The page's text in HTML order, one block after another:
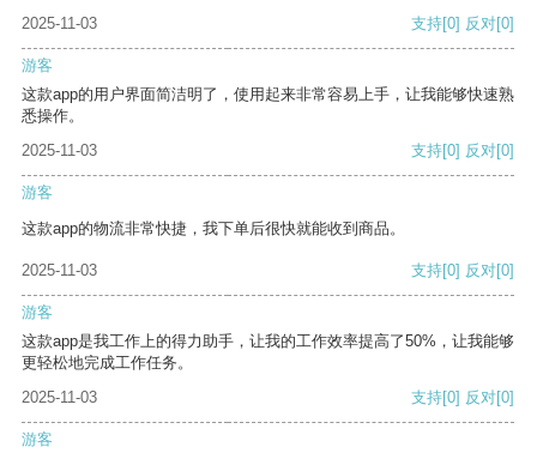
2025-11-03
支持[0] 反对[0]
游客
这款app的用户界面简洁明了，使用起来非常容易上手，让我能够快速熟
悉操作。
2025-11-03
支持[0] 反对[0]
游客
这款app的物流非常快捷，我下单后很快就能收到商品。
2025-11-03 支持[0] 反对[0]
游客
这款app是我工作上的得力助手，让我的工作效率提高了50%，让我能够
更轻松地完成工作任务。
2025-11-03
支持[0] 反对[0]
游客